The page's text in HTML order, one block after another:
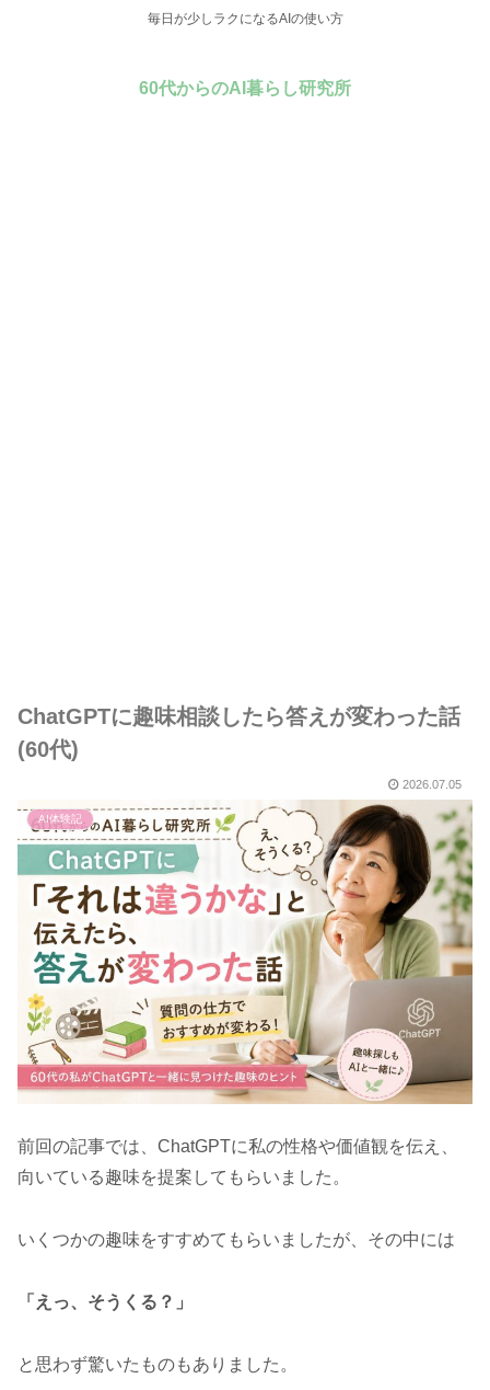
毎日が少しラクになるAIの使い方
60代からのAI暮らし研究所
ChatGPTに趣味相談したら答えが変わった話
(60代)
2026.07.05
AI体験記
前回の記事では、ChatGPTに私の性格や価値観を伝え、
向いている趣味を提案してもらいました。
いくつかの趣味をすすめてもらいましたが、その中には
「えっ、そうくる？」
と思わず驚いたものもありました。